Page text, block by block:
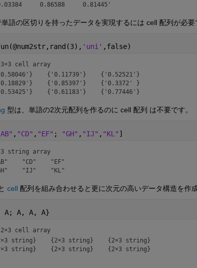
語の区切りを持ったデータを実現するには cell 配列が必要
'uni' ,false)
3×3 cell array
{'0.11739'}    {'0.52521'}
{'0.85397'}    {'0.3372' }
型は、単語の2次元配列を作るのに cell 配列 は不要です。
, "CD" , "EF" ; "GH" , "IJ" , "KL" ]
string array
"CD"    "EF"
cell 配列を組み合わせると更に次元の高いデータ構造を作
A; A, A, A}
2×3 cell array
string}    {2×3 string}    {2×3 string}